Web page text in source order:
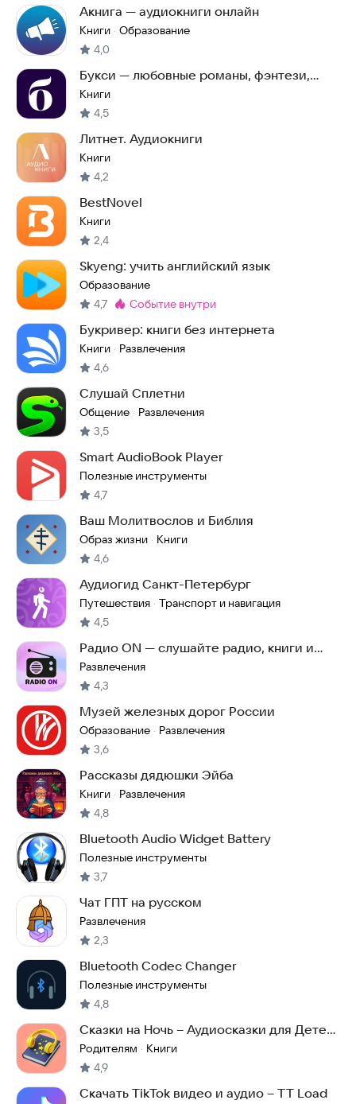
Акнига — аудиокниги онлайн
Книги · Образование
4,0
Букси — любовные романы, фэнтези,
детективы
Книги
4,5
Литнет. Аудиокниги
Книги
4,2
BestNovel
Книги
2,4
Skyeng: учить английский язык
Образование
4,7 Метка:
событие внутри
Букривер: книги без интернета
Книги · Развлечения
4,6
Слушай Сплетни
Общение · Развлечения
3,5
Smart AudioBook Player
Полезные инструменты
4,7
Ваш Молитвослов и Библия
Образ жизни · Книги
4,6
Аудиогид Санкт-Петербург
Путешествия · Транспорт и навигация
4,5
Радио ON — слушайте радио, книги и
смотрите ТВ
Развлечения
4,3
Музей железных дорог России
Образование · Развлечения
3,6
Рассказы дядюшки Эйба
Книги · Развлечения
4,8
Bluetooth Audio Widget Battery
Полезные инструменты
3,7
Чат ГПТ на русском
Развлечения
2,3
Bluetooth Codec Changer
Полезные инструменты
4,8
Сказки на Ночь – Аудиосказки для Детей
Бесплатно
Родителям · Книги
4,9
Скачать TikTok видео и аудио – TT Load